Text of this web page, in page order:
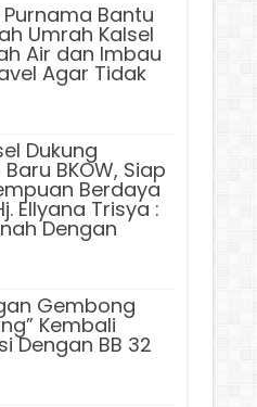
Bantu
Umrah Kalsel
Air dan Imbau
Agar Tidak
Dukung
BKOW, Siap
Berdaya
Ellyana Trisya :
Dengan
Gembong
Kembali
Dengan BB 32